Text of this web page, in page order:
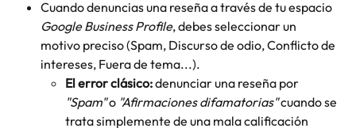
Cuando denuncias una reseña a través de tu espacio
Google Business Profile, debes seleccionar un
motivo preciso (Spam, Discurso de odio, Conflicto de
intereses, Fuera de tema...).
El error clásico: denunciar una reseña por
"Spam" o "Afirmaciones difamatorias" cuando se
trata simplemente de una mala calificación